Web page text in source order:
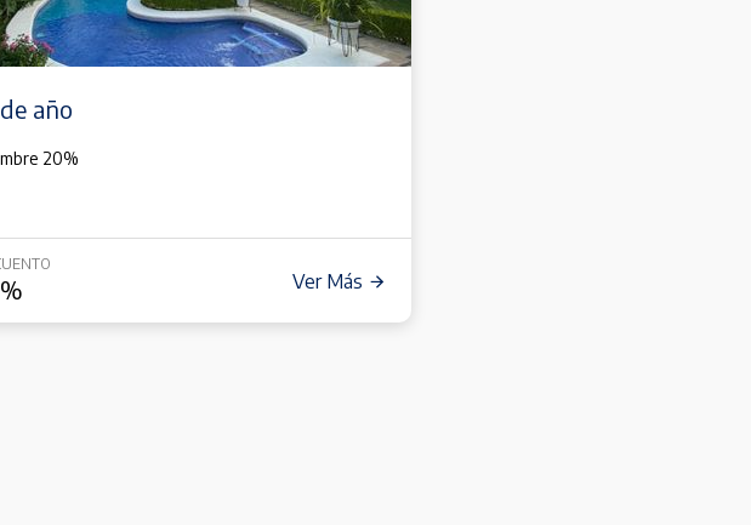
año
20%
% Ver Más